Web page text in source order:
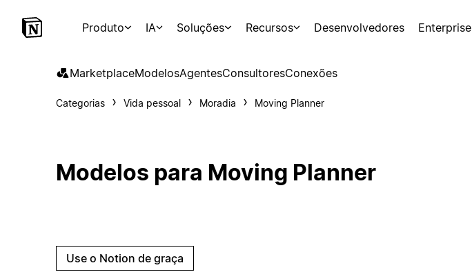
Produto IA Soluções Recursos Desenvolvedores Enterprise
MarketplaceModelosAgentesConsultoresConexões
Categorias Vida pessoal Moradia Moving Planner
Modelos para Moving Planner
Use o Notion de graça